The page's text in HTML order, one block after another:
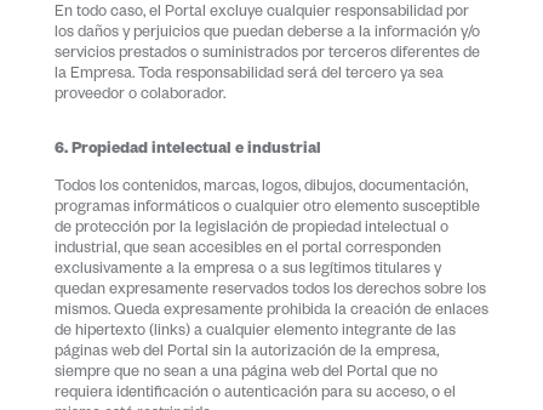
En todo caso, el Portal excluye cualquier responsabilidad por
los daños y perjuicios que puedan deberse a la información y/o
servicios prestados o suministrados por terceros diferentes de
la Empresa. Toda responsabilidad será del tercero ya sea
proveedor o colaborador.
6. Propiedad intelectual e industrial
Todos los contenidos, marcas, logos, dibujos, documentación,
programas informáticos o cualquier otro elemento susceptible
de protección por la legislación de propiedad intelectual o
industrial, que sean accesibles en el portal corresponden
exclusivamente a la empresa o a sus legítimos titulares y
quedan expresamente reservados todos los derechos sobre los
mismos. Queda expresamente prohibida la creación de enlaces
de hipertexto (links) a cualquier elemento integrante de las
páginas web del Portal sin la autorización de la empresa,
siempre que no sean a una página web del Portal que no
requiera identificación o autenticación para su acceso, o el